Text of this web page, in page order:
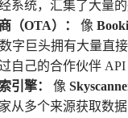
系统，汇集了大量的
（OTA）：
像
字巨头拥有大量直
自己的合作伙伴 API
引擎：
像
从多个来源获取数